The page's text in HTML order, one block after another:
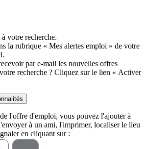
votre recherche.
la rubrique « Mes alertes emploi » de votre
par e-mail les nouvelles offres
recherche ? Cliquez sur le lien « Activer
l'offre d'emploi, vous pouvez l'ajouter à
à un ami, l'imprimer, localiser le lieu
en cliquant sur :